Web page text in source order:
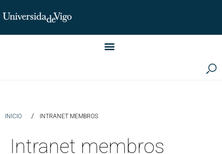
Instituto de Investigación LINGUA (iLingua)
INICIO / INTRANET MEMBROS
Intranet membros